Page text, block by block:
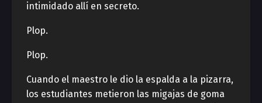
intimidado allí en secreto.
Plop.
Plop.
Cuando el maestro le dio la espalda a la pizarra,
los estudiantes metieron las migajas de goma